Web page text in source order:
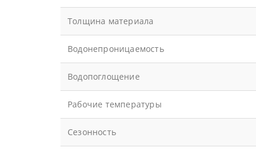
Толщина материала
Водонепроницаемость
Водопоглощение
Рабочие температуры
Сезонность